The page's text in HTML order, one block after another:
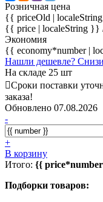
Розничная цена
{{ priceOld |
{{ price | localeString }}
Экономия
{{ economy*number |
Нашли дешевле?
На складе 25 шт
Сроки поставки
заказа!
Обновлено 07.08.2026
-
+
В корзину
Итого: {{
Подборки товаров: